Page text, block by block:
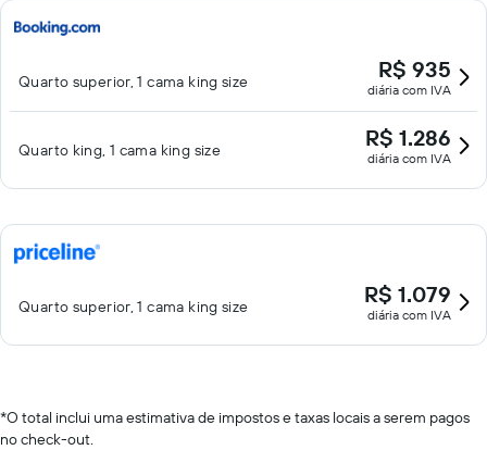
Quarto superior, 1 cama king size R$ 935
diária com IVA
Quarto king, 1 cama king size R$ 1.286
diária com IVA
Quarto superior, 1 cama king size R$ 1.079
diária com IVA
*O total inclui uma estimativa de impostos e taxas locais a serem pagos
no check-out.